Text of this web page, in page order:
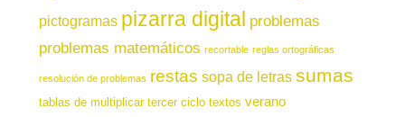
pictogramas pizarra digital problemas
problemas matemáticos recortable reglas ortográficas
resolución de problemas restas sopa de letras sumas
tablas de multiplicar tercer ciclo textos verano